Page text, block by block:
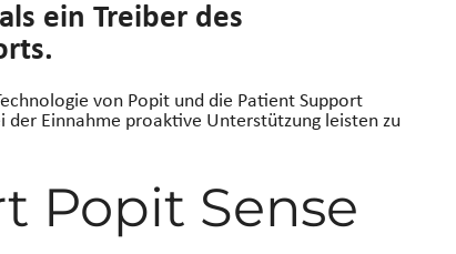
ein Treiber des
von Popit und die Patient Support
der Einnahme proaktive Unterstützung leisten zu
Popit Sense